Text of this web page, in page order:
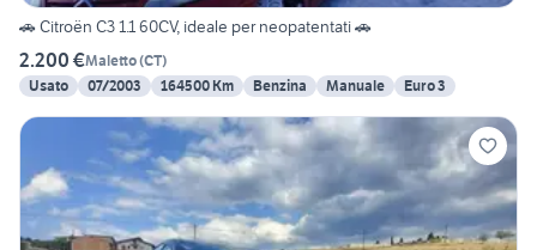
🚗 Citroën C3 1.1 60CV, ideale per neopatentati 🚗
2.200 €Maletto(CT)
Usato
07/2003 164500 Km Benzina Manuale Euro 3